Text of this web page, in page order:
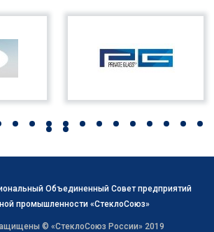
Объединенный Совет предприятий
промышленности «СтеклоСоюз»
© «СтеклоСоюз Роcсии» 2019